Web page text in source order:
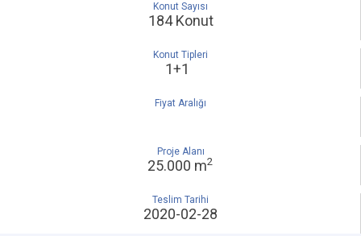
Konut Sayısı
184 Konut
Konut Tipleri
1+1
Fiyat Aralığı
Proje Alanı
25.000 m2
Teslim Tarihi
2020-02-28